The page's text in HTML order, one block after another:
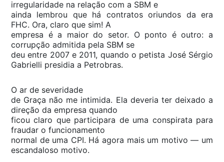
irregularidade na relação com a SBM e
ainda lembrou que há contratos oriundos da era
FHC. Ora, claro que sim! A
empresa é a maior do setor. O ponto é outro: a
corrupção admitida pela SBM se
deu entre 2007 e 2011, quando o petista José Sérgio
Gabrielli presidia a Petrobras.
O ar de severidade
de Graça não me intimida. Ela deveria ter deixado a
direção da empresa quando
ficou claro que participara de uma conspirata para
fraudar o funcionamento
normal de uma CPI. Há agora mais um motivo — um
escandaloso motivo.